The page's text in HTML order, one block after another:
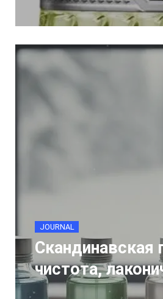
JOURNAL
чистота,